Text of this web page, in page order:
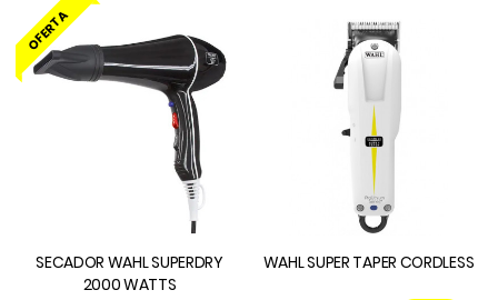
OFERTA
SECADOR WAHL SUPERDRY
2000 WATTS
WAHL SUPER TAPER CORDLESS